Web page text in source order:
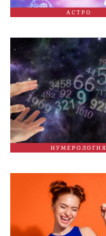
АСТРО
НУМЕРОЛОГИЯ